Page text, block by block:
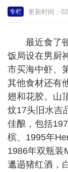
专栏 更新时间：
最近食了顿
饭局设在男厨
市买海中虾、
其他食材还有
翅和花胶。山
炆17头旧水吉
佳酿，包括
槟、1995年
1986年双瓶装
邋遢猪红酒，